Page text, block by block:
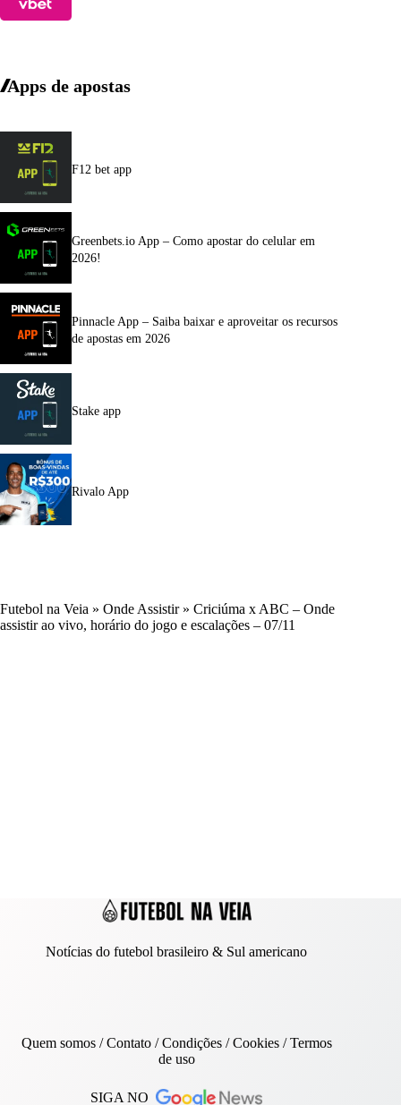
Apps de apostas
F12 bet app
Greenbets.io App – Como apostar do celular em
2026!
Pinnacle App – Saiba baixar e aproveitar os recursos
de apostas em 2026
Stake app
Rivalo App
Futebol na Veia » Onde Assistir» Criciúma x ABC – Onde
assistir ao vivo, horário do jogo e escalações – 07/11
Notícias do futebol brasileiro & Sul americano
Quem somos/Contato/ Condições /Cookies/Termos
de uso
SIGA NO